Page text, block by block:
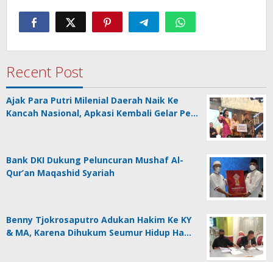
Recent Post
Ajak Para Putri Milenial Daerah Naik Ke
Kancah Nasional, Apkasi Kembali Gelar Pe…
Bank DKI Dukung Peluncuran Mushaf Al-
Qur’an Maqashid Syariah
Benny Tjokrosaputro Adukan Hakim Ke KY
& MA, Karena Dihukum Seumur Hidup Ha…